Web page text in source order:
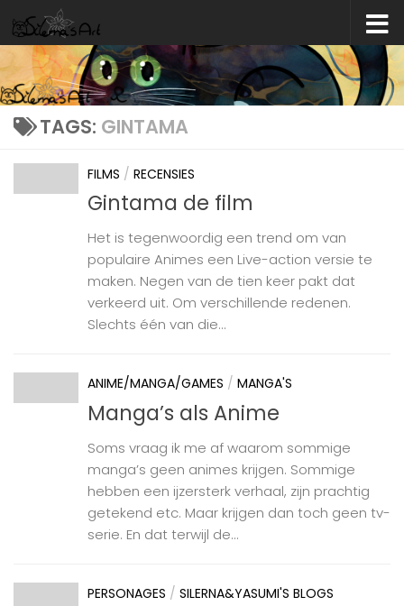
Skip to content
TAGS: GINTAMA
FILMS / RECENSIES
Gintama de film
Het is tegenwoordig een trend om van
populaire Animes een Live-action versie te
maken. Negen van de tien keer pakt dat
verkeerd uit. Om verschillende redenen.
Slechts één van die...
ANIME/MANGA/GAMES / MANGA'S
Manga’s als Anime
Soms vraag ik me af waarom sommige
manga’s geen animes krijgen. Sommige
hebben een ijzersterk verhaal, zijn prachtig
getekend etc. Maar krijgen dan toch geen tv-
serie. En dat terwijl de...
PERSONAGES / SILERNA&YASUMI'S BLOGS